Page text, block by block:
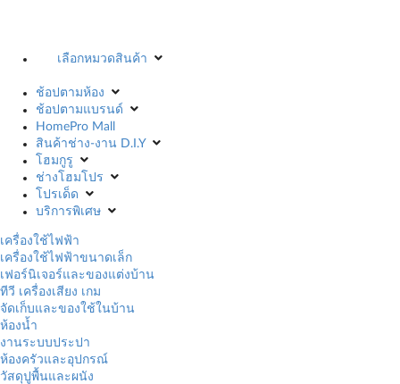
เลือกหมวดสินค้า
ช้อปตามห้อง
ช้อปตามแบรนด์
HomePro Mall
สินค้าช่าง-งาน D.I.Y
โฮมกูรู
ช่างโฮมโปร
โปรเด็ด
บริการพิเศษ
เครื่องใช้ไฟฟ้า
เครื่องใช้ไฟฟ้าขนาดเล็ก
เฟอร์นิเจอร์และของแต่งบ้าน
ทีวี เครื่องเสียง เกม
จัดเก็บและของใช้ในบ้าน
ห้องน้ำ
งานระบบประปา
ห้องครัวและอุปกรณ์
วัสดุปูพื้นและผนัง